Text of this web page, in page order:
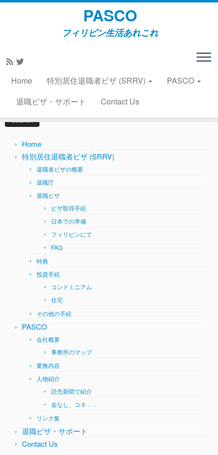
Skip
content
PASCO
フィリピン生活あれこれ
Home 特別居住退職者ビザ (SRRV)
PASCO
退職ビザ・サポート
Contact Us
Home
2014年11月29日
Search
Home
特別居住退職者ビザ (SRRV)
退職者ビザの概要
退職庁
退職ビザ
ビザ取得手続
日本での準備
フィリピンにて
FAQ
特典
投資手続
コンドミニアム
住宅
その他の手続
PASCO
会社概要
事務所のマップ
業務内容
人物紹介
読売新聞で紹介
金なし、コネ．．
リンク集
退職ビザ・サポート
Contact Us